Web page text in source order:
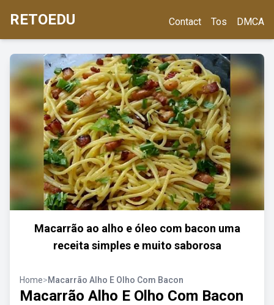
RETOEDU Contact Tos DMCA
Macarrão ao alho e óleo com bacon uma
receita simples e muito saborosa
Home>Macarrão Alho E Olho Com Bacon
Macarrão Alho E Olho Com Bacon